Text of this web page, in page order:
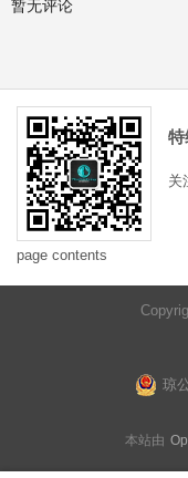
暂无评论
特
关
page contents
琼
本站由